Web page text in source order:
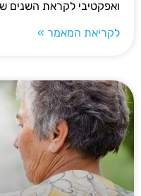
ואפקטיבי לקראת השנים
לקריאת המאמר »